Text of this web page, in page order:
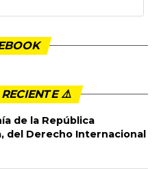
de
Fernández, en la
de líderes del
6:17 am